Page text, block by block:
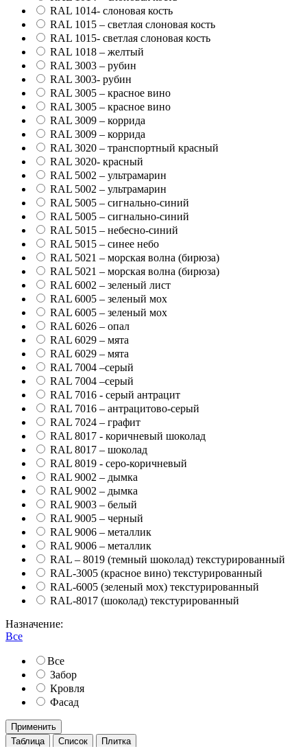
RAL 1014- слоновая кость
RAL 1015 – светлая слоновая кость
RAL 1015- светлая слоновая кость
RAL 1018 – желтый
RAL 3003 – рубин
RAL 3003- рубин
RAL 3005 – красное вино
RAL 3005 – красное вино
RAL 3009 – коррида
RAL 3009 – коррида
RAL 3020 – транспортный красный
RAL 3020- красный
RAL 5002 – ультрамарин
RAL 5002 – ультрамарин
RAL 5005 – сигнально-синий
RAL 5005 – сигнально-синий
RAL 5015 – небесно-синий
RAL 5015 – синее небо
RAL 5021 – морская волна (бирюза)
RAL 5021 – морская волна (бирюза)
RAL 6002 – зеленый лист
RAL 6005 – зеленый мох
RAL 6005 – зеленый мох
RAL 6026 – опал
RAL 6029 – мята
RAL 6029 – мята
RAL 7004 –серый
RAL 7004 –серый
RAL 7016 - серый антрацит
RAL 7016 – антрацитово-серый
RAL 7024 – графит
RAL 8017 - коричневый шоколад
RAL 8017 – шоколад
RAL 8019 - серо-коричневый
RAL 9002 – дымка
RAL 9002 – дымка
RAL 9003 – белый
RAL 9005 – черный
RAL 9006 – металлик
RAL 9006 – металлик
RAL – 8019 (темный шоколад) текстурированный
RAL-3005 (красное вино) текстурированный
RAL-6005 (зеленый мох) текстурированный
RAL-8017 (шоколад) текстурированный
Назначение:
Все
Все
Забор
Кровля
Фасад
Применить
Таблица
Список Плитка